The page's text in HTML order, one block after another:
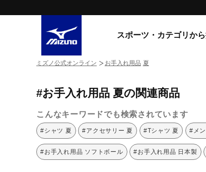
スポーツ・カテゴリか
ライフスタイルウエア
ランニング
サッカー／フットサル
トレーニング
WAVE PROPHECY
MORELIA LS
WAVE RIDER
MXR
ゴアテックス
ミズノ公式オンライン お手入れ用品 夏
#お手入れ用品 夏の関連商品
こんなキーワードでも検索されています
#シャツ 夏 #アクセサリー 夏 #Tシャツ 夏 #メ
#お手入れ用品 ソフトボール #お手入れ用品 日本製